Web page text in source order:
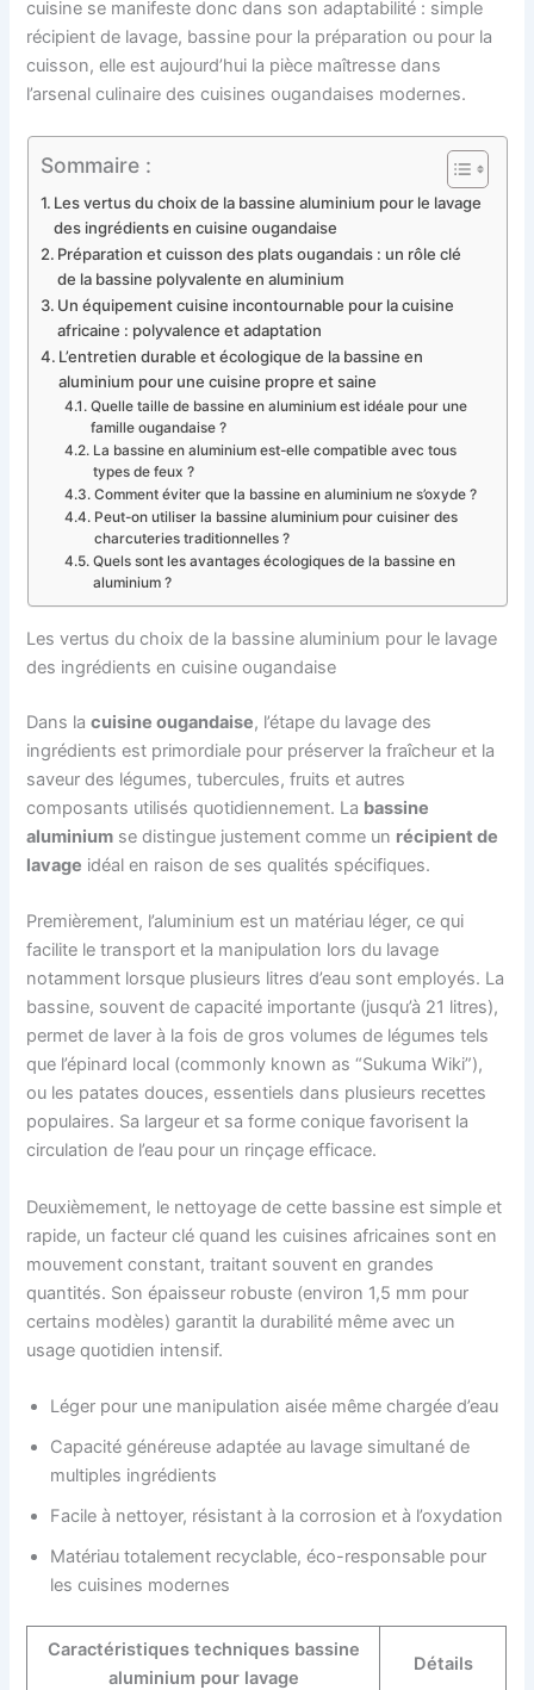
cuisine se manifeste donc dans son adaptabilité : simple
récipient de lavage, bassine pour la préparation ou pour la
cuisson, elle est aujourd’hui la pièce maîtresse dans
l’arsenal culinaire des cuisines ougandaises modernes.
Sommaire :
Les vertus du choix de la bassine aluminium pour le lavage
des ingrédients en cuisine ougandaise
Préparation et cuisson des plats ougandais : un rôle clé
de la bassine polyvalente en aluminium
Un équipement cuisine incontournable pour la cuisine
africaine : polyvalence et adaptation
L’entretien durable et écologique de la bassine en
aluminium pour une cuisine propre et saine
Quelle taille de bassine en aluminium est idéale pour une
famille ougandaise ?
La bassine en aluminium est-elle compatible avec tous
types de feux ?
Comment éviter que la bassine en aluminium ne s’oxyde ?
Peut-on utiliser la bassine aluminium pour cuisiner des
charcuteries traditionnelles ?
Quels sont les avantages écologiques de la bassine en
aluminium ?
Les vertus du choix de la bassine aluminium pour le lavage
des ingrédients en cuisine ougandaise
Dans lacuisine ougandaise, l’étape du lavage des
ingrédients est primordiale pour préserver la fraîcheur et la
saveur des légumes, tubercules, fruits et autres
composants utilisés quotidiennement. La bassine
aluminium se distingue justement comme un récipient de
lavage idéal en raison de ses qualités spécifiques.
Premièrement, l’aluminium est un matériau léger, ce qui
facilite le transport et la manipulation lors du lavage
notamment lorsque plusieurs litres d’eau sont employés. La
bassine, souvent de capacité importante (jusqu’à 21 litres),
permet de laver à la fois de gros volumes de légumes tels
que l’épinard local (commonly known as “Sukuma Wiki”),
ou les patates douces, essentiels dans plusieurs recettes
populaires. Sa largeur et sa forme conique favorisent la
circulation de l’eau pour un rinçage efficace.
Deuxièmement, le nettoyage de cette bassine est simple et
rapide, un facteur clé quand les cuisines africaines sont en
mouvement constant, traitant souvent en grandes
quantités. Son épaisseur robuste (environ 1,5 mm pour
certains modèles) garantit la durabilité même avec un
usage quotidien intensif.
Léger pour une manipulation aisée même chargée d’eau
Capacité généreuse adaptée au lavage simultané de
multiples ingrédients
Facile à nettoyer, résistant à la corrosion et à l’oxydation
Matériau totalement recyclable, éco-responsable pour
les cuisines modernes
Caractéristiques techniques bassine
aluminium pour lavage
Détails